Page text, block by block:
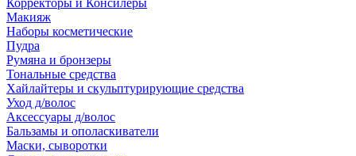
Корректоры и Консилеры
Макияж
Наборы косметические
Пудра
Румяна и бронзеры
Тональные средства
Хайлайтеры и скульптурирующие средства
Уход д/волос
Аксессуары д/волос
Бальзамы и ополаскиватели
Маски, сыворотки